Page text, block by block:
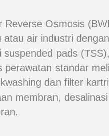
Reverse Osmosis
air industri
pads
perawatan standar
dan filter
membran,